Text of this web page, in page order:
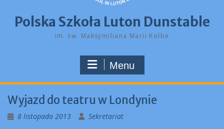
Polska Szkoła Luton Dunstable
im. św. Maksymiliana Marii Kolbe
Menu
Wyjazd do teatru w Londynie
8 listopada 2013 Sekretariat